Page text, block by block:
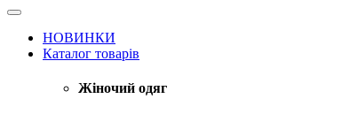
НОВИНКИ
Каталог товарів
Жіночий одяг